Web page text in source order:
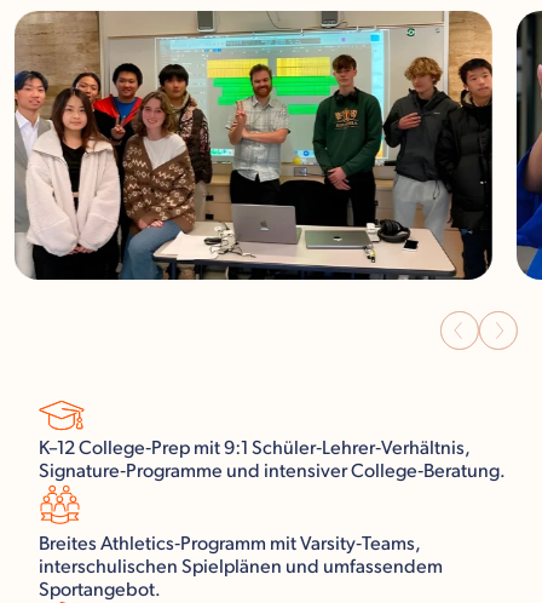
K–12 College‑Prep mit 9:1 Schüler‑Lehrer‑Verhältnis,
Signature‑Programme und intensiver College‑Beratung.
Breites Athletics‑Programm mit Varsity‑Teams,
interschulischen Spielplänen und umfassendem
Sportangebot.